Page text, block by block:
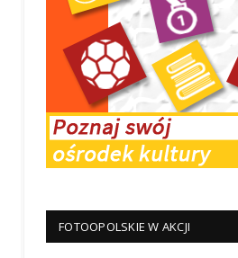
FOTOOPOLSKIE W AKCJI